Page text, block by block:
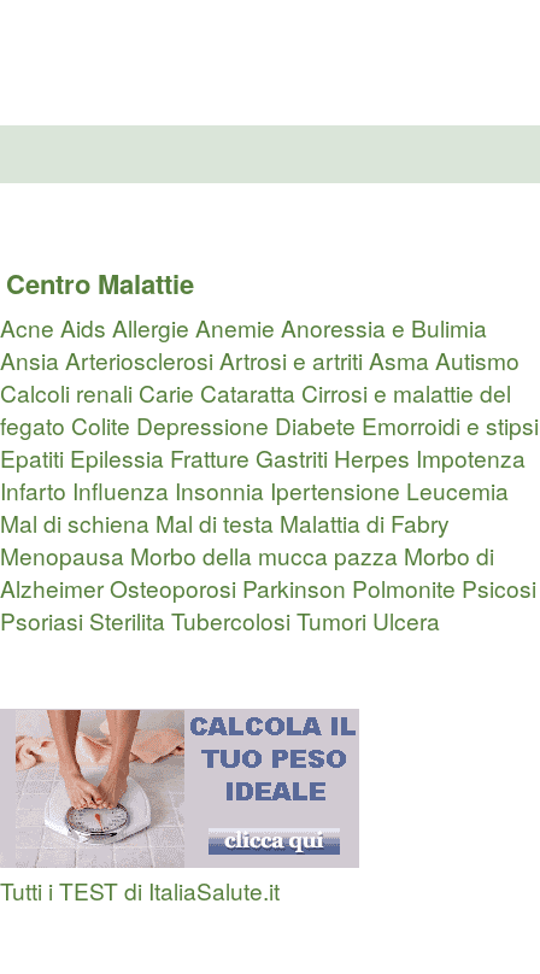
Centro Malattie
Acne Aids Allergie Anemie Anoressia e Bulimia
AnsiaArteriosclerosiArtrosi e artritiAsmaAutismo
Calcoli renali Carie Cataratta Cirrosi e malattie del
fegato Colite Depressione Diabete Emorroidi e stipsi
Epatiti Epilessia Fratture Gastriti Herpes Impotenza
Infarto Influenza Insonnia Ipertensione Leucemia
Mal di schiena Mal di testa Malattia di Fabry
Menopausa Morbo della mucca pazza Morbo di
AlzheimerOsteoporosi Parkinson Polmonite Psicosi
Psoriasi SterilitaTubercolosiTumori Ulcera
Tutti i TEST di ItaliaSalute.it